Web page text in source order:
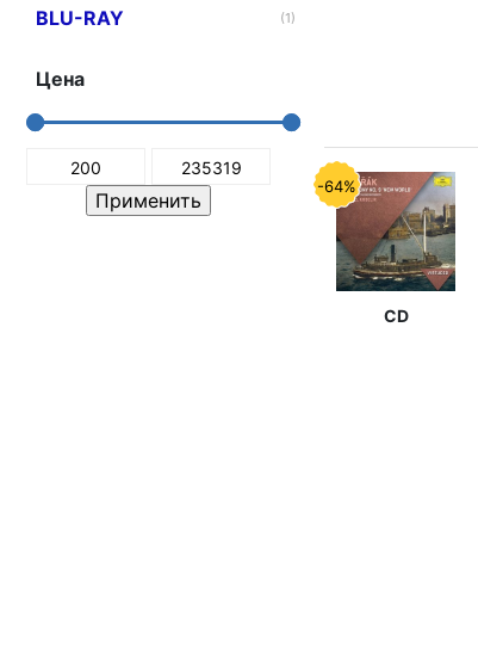
BLU-RAY (1)
Цена
-64%
CD